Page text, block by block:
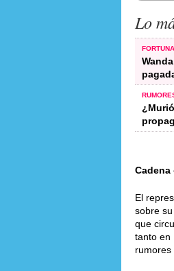
Lo
FORTUNA
Cadena
El
sobre
que
tanto en
rumores